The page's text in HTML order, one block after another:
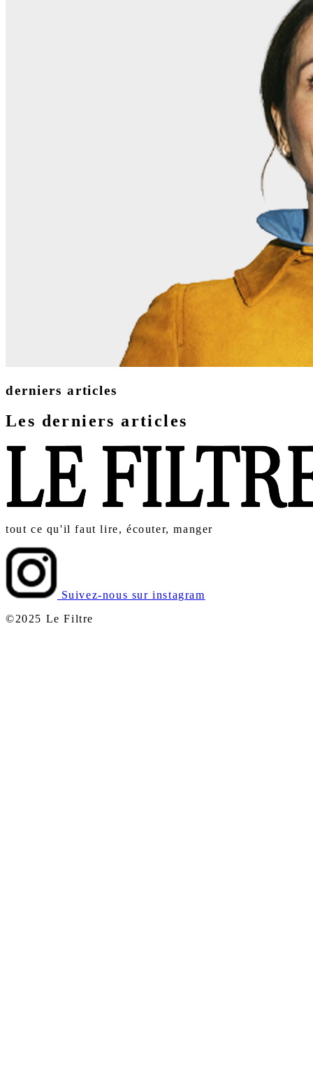
derniers articles
Les derniers articles
tout ce qu'il faut lire, écouter, manger
Suivez-nous sur instagram
©2025 Le Filtre